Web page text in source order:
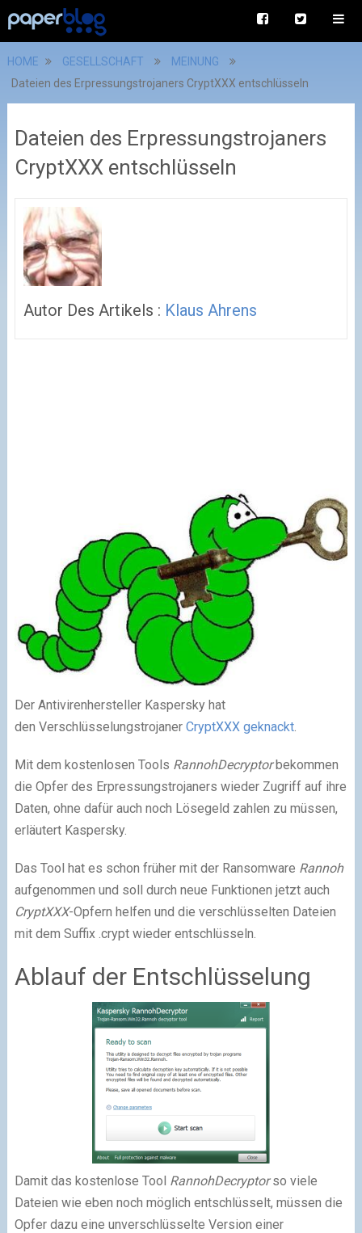
HOME GESELLSCHAFT
MEINUNG
Dateien des Erpressungstrojaners CryptXXX entschlüsseln
Dateien des Erpressungstrojaners
CryptXXX entschlüsseln
Autor Des Artikels : Klaus Ahrens
Der Antivirenhersteller Kaspersky hat
den Verschlüsselungstrojaner CryptXXX geknackt.
Mit dem kostenlosen Tools RannohDecryptorbekommen
die Opfer des Erpressungstrojaners wieder Zugriff auf ihre
Daten, ohne dafür auch noch Lösegeld zahlen zu müssen,
erläutert Kaspersky.
Das Tool hat es schon früher mit der Ransomware Rannoh
aufgenommen und soll durch neue Funktionen jetzt auch
CryptXXX-Opfern helfen und die verschlüsselten Dateien
mit dem Suffix .crypt wieder entschlüsseln.
Ablauf der Entschlüsselung
Damit das kostenlose Tool RannohDecryptorso viele
Dateien wie eben noch möglich entschlüsselt, müssen die
Opfer dazu eine unverschlüsselte Version einer